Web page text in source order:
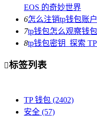
EOS 的奇妙世界
6怎么注销tp钱包账
7tp钱包怎么观察钱
8tp钱包密钥_探索
标签列表
TP 钱包 (2402)
安全 (57)